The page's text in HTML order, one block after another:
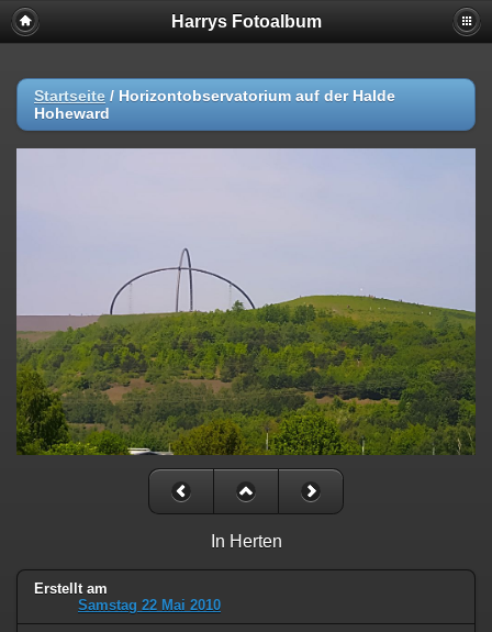
Harrys Fotoalbum
Startseite / Horizontobservatorium auf der Halde
Hoheward
In Herten
Erstellt am
Samstag 22 Mai 2010